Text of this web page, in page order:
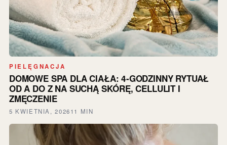
PIELĘGNACJA
DOMOWE SPA DLA CIAŁA: 4-GODZINNY RYTUAŁ
OD A DO Z NA SUCHĄ SKÓRĘ, CELLULIT I
ZMĘCZENIE
5 KWIETNIA, 202611 MIN